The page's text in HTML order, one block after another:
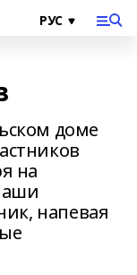
доме
на
напевая